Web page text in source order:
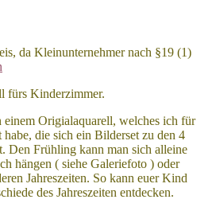
da Kleinunternehmer nach §19 (1)
fürs Kinderzimmer.
Origialaquarell, welches ich für
die sich ein Bilderset zu den 4
Den Frühling kann man sich alleine
hängen ( siehe Galeriefoto ) oder
Jahreszeiten. So kann euer Kind
des Jahreszeiten entdecken.